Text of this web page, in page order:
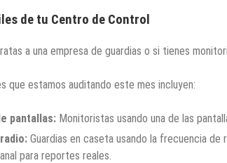
de tu Centro de Control
a una empresa de guardias o si tienes
que estamos auditando este mes incluyen:
pantallas: Monitoristas usando una de las
Guardias en caseta usando la frecuencia
para reportes reales.